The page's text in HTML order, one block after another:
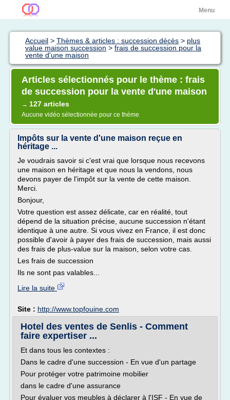
Menu
Accueil > Thèmes & articles : succession décès > plus
value maison succession > frais de succession pour la
vente d'une maison
Articles sélectionnés pour le thème : frais
de succession pour la vente d'une maison
→ 127 articles
Aucune vidéo sélectionnée pour ce thème
Impôts sur la vente d'une maison reçue en
héritage ...
Je voudrais savoir si c'est vrai que lorsque nous recevons
une maison en héritage et que nous la vendons, nous
devons payer de l'impôt sur la vente de cette maison.
Merci.
Bonjour,
Votre question est assez délicate, car en réalité, tout
dépend de la situation précise, aucune succession n'étant
identique à une autre. Si vous vivez en France, il est donc
possible d'avoir à payer des frais de succession, mais aussi
des frais de plus-value sur la maison, selon votre cas.
Les frais de succession
Ils ne sont pas valables...
Lire la suite
Site : http://www.topfouine.com
Hotel des ventes de Senlis - Comment
faire expertiser ...
Et dans tous les contextes :
Dans le cadre d'une succession - En vue d'un partage
Pour protéger votre patrimoine mobilier
dans le cadre d'une assurance
Pour évaluer vos meubles à déclarer à l'ISF - En vue de